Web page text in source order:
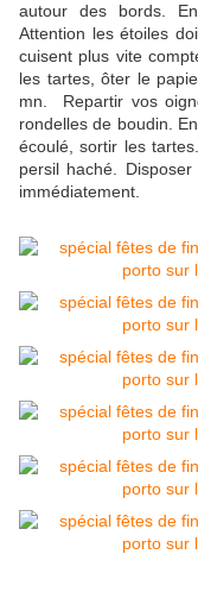
autour des bords.
Attention les étoiles
cuisent plus vite
les tartes, ôter le
mn. Repartir vos
rondelles de boudin.
écoulé, sortir les
persil haché.
immédiatement.